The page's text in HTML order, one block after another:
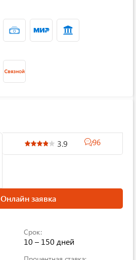
3.9 96
Онлайн заявка
Срок:
10 – 150 дней